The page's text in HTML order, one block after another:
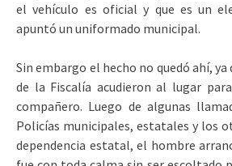
el vehículo es oficial y que es un
apuntó un uniformado municipal.
Sin embargo el hecho no quedó ahí,
de la Fiscalía acudieron al lugar
compañero. Luego de algunas
Policías municipales, estatales y los
dependencia estatal, el hombre